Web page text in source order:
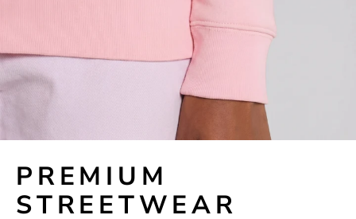
PREMIUM
STREETWEAR